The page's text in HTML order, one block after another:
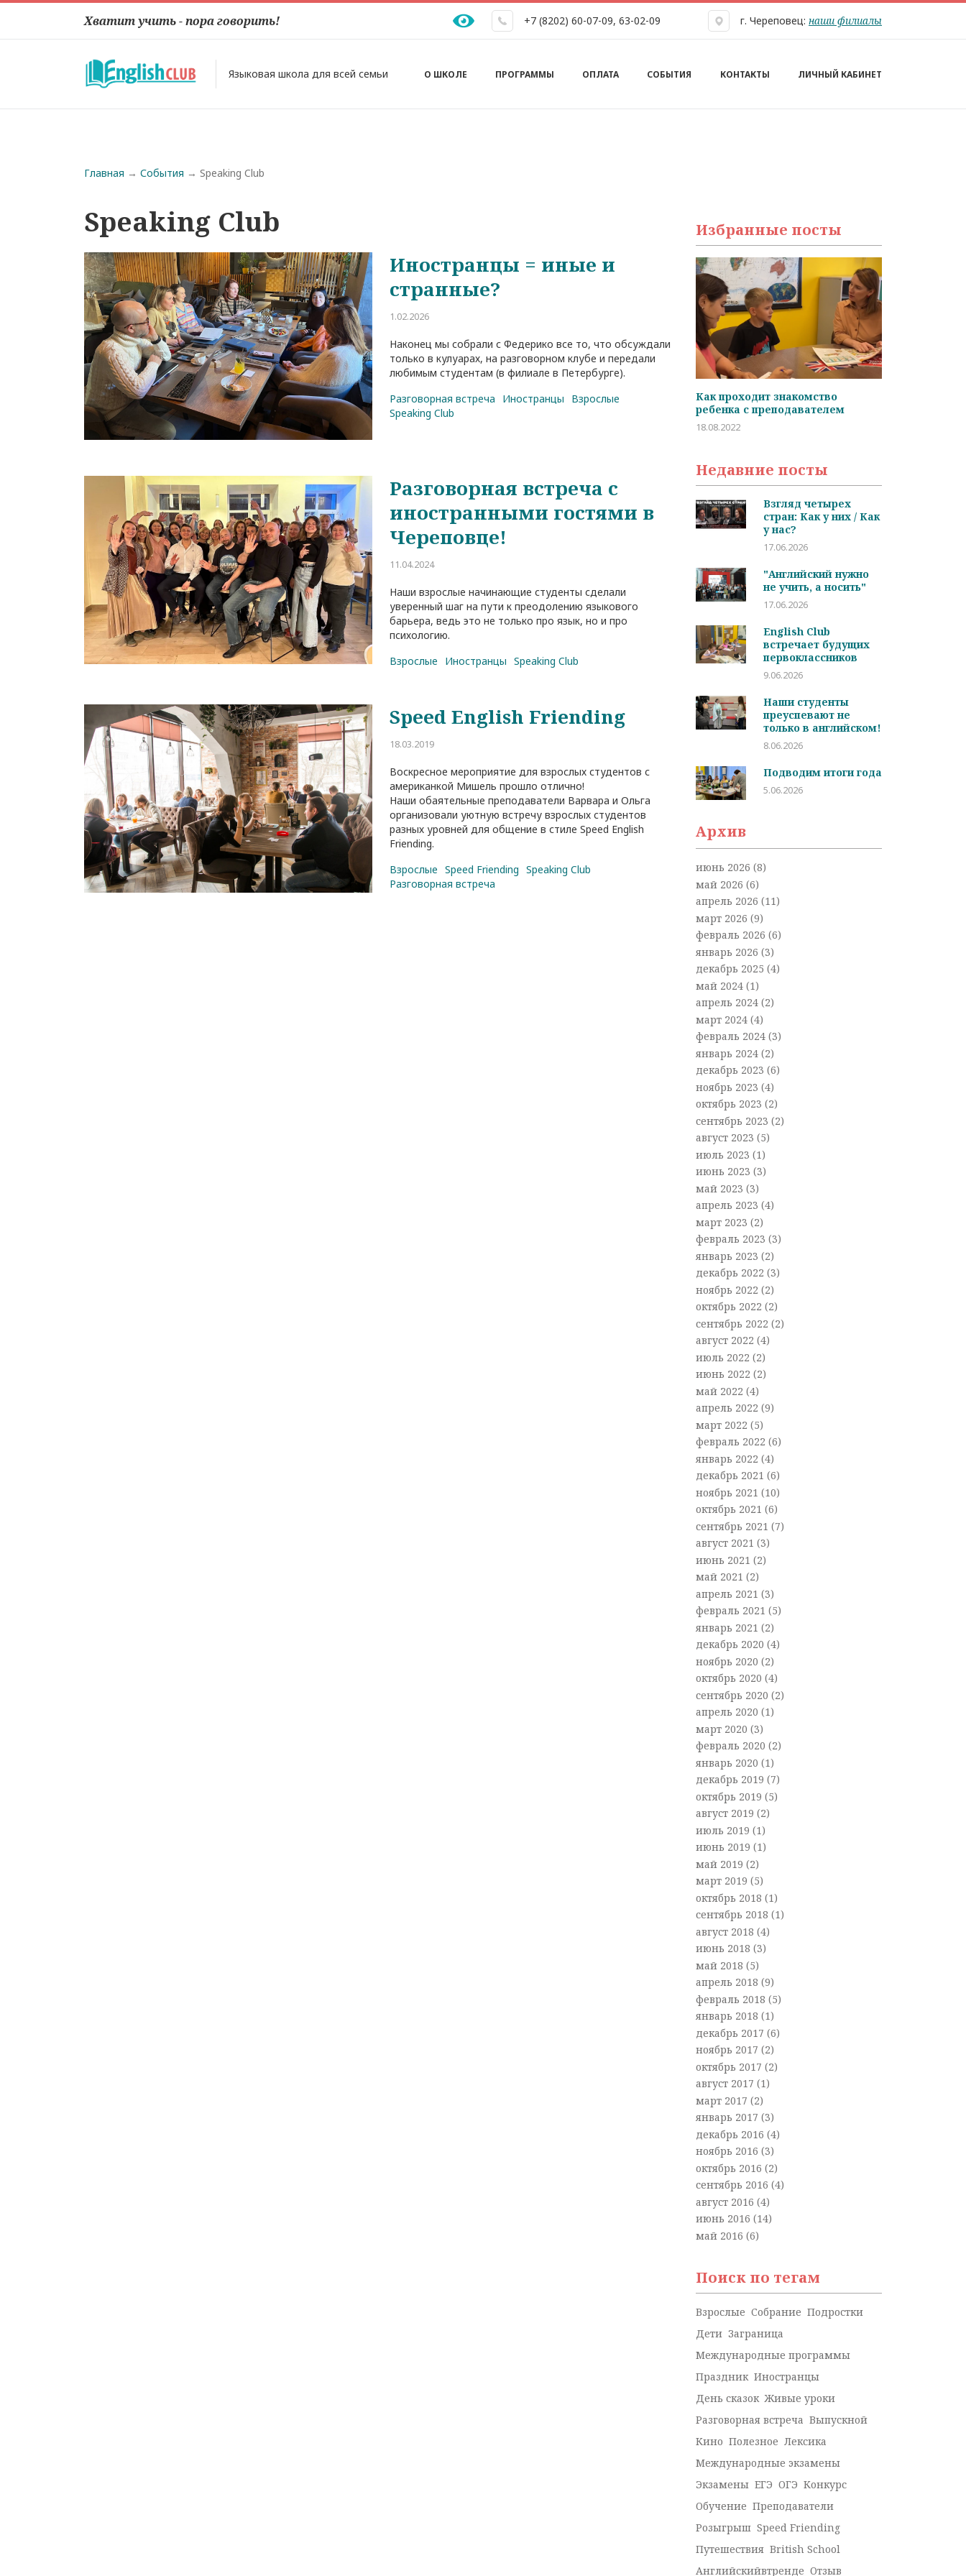
Хватит учить - пора говорить! +7 (8202) 60-07-09, 63-02-09 г. Череповец: наши филиалы
Языковая школа для всей семьи Основная навигация
О ШКОЛЕ ПРОГРАММЫ ОПЛАТА СОБЫТИЯ КОНТАКТЫ ЛИЧНЫЙ КАБИНЕТ
Строка навигации
Главная События Speaking Club
Speaking Club
Иностранцы = иные и
странные?
1.02.2026
Наконец мы собрали с Федерико все то, что обсуждали
только в кулуарах, на разговорном клубе и передали
любимым студентам (в филиале в Петербурге).
Разговорная встреча
Иностранцы
Взрослые
Speaking Club
Разговорная встреча с
иностранными гостями в
Череповце!
11.04.2024
Наши взрослые начинающие студенты сделали
уверенный шаг на пути к преодолению языкового
барьера, ведь это не только про язык, но и про
психологию.
Взрослые
Иностранцы Speaking Club
Speed English Friending
18.03.2019
Воскресное мероприятие для взрослых студентов с
американкой Мишель прошло отлично!
Наши обаятельные преподаватели Варвара и Ольга
организовали уютную встречу взрослых студентов
разных уровней для общение в стиле Speed English
Friending.
Взрослые Speed Friending Speaking Club
Разговорная встреча
Избранные посты
Взгляд четырех стран: Как у них /
Как у нас?
17.06.2026
Родительское собрание не как в
школе
29.04.2026
Как проходит знакомство
ребенка с преподавателем
Студент дня: Иван Варламов
05.02.2022
Недавние посты
Взгляд четырех
стран: Как у них / Как
у нас?
17.06.2026
"Английский нужно
не учить, а носить"
17.06.2026
English Club
встречает будущих
первоклассников
9.06.2026
Наши студенты
преуспевают не
только в английском!
8.06.2026
Подводим итоги года
5.06.2026
Архив
июнь 2026 (8)
май 2026 (6)
апрель 2026 (11)
март 2026 (9)
февраль 2026 (6)
январь 2026 (3)
декабрь 2025 (4)
май 2024 (1)
апрель 2024 (2)
март 2024 (4)
февраль 2024 (3)
январь 2024 (2)
декабрь 2023 (6)
ноябрь 2023 (4)
октябрь 2023 (2)
сентябрь 2023 (2)
август 2023 (5)
июль 2023 (1)
июнь 2023 (3)
май 2023 (3)
апрель 2023 (4)
март 2023 (2)
февраль 2023 (3)
январь 2023 (2)
декабрь 2022 (3)
ноябрь 2022 (2)
октябрь 2022 (2)
сентябрь 2022 (2)
август 2022 (4)
июль 2022 (2)
июнь 2022 (2)
май 2022 (4)
апрель 2022 (9)
март 2022 (5)
февраль 2022 (6)
январь 2022 (4)
декабрь 2021 (6)
ноябрь 2021 (10)
октябрь 2021 (6)
сентябрь 2021 (7)
август 2021 (3)
июнь 2021 (2)
май 2021 (2)
апрель 2021 (3)
февраль 2021 (5)
январь 2021 (2)
декабрь 2020 (4)
ноябрь 2020 (2)
октябрь 2020 (4)
сентябрь 2020 (2)
апрель 2020 (1)
март 2020 (3)
февраль 2020 (2)
январь 2020 (1)
декабрь 2019 (7)
октябрь 2019 (5)
август 2019 (2)
июль 2019 (1)
июнь 2019 (1)
май 2019 (2)
март 2019 (5)
октябрь 2018 (1)
сентябрь 2018 (1)
август 2018 (4)
июнь 2018 (3)
май 2018 (5)
апрель 2018 (9)
февраль 2018 (5)
январь 2018 (1)
декабрь 2017 (6)
ноябрь 2017 (2)
октябрь 2017 (2)
август 2017 (1)
март 2017 (2)
январь 2017 (3)
декабрь 2016 (4)
ноябрь 2016 (3)
октябрь 2016 (2)
сентябрь 2016 (4)
август 2016 (4)
июнь 2016 (14)
май 2016 (6)
Поиск по тегам
Взрослые Собрание Подростки
Дети Заграница
Международные программы
Праздник Иностранцы
День сказок Живые уроки
Разговорная встреча Выпускной
Кино Полезное Лексика
Международные экзамены
Экзамены ЕГЭ ОГЭ Конкурс
Обучение Преподаватели
Розыгрыш Speed Friending
Путешествия British School
Английскийвтренде Отзыв